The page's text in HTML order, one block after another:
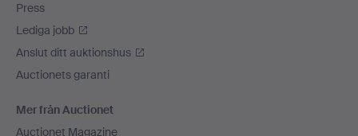
Press
Lediga jobb
Anslut ditt auktionshus
Auctionets garanti
Mer från Auctionet
Auctionet Magazine